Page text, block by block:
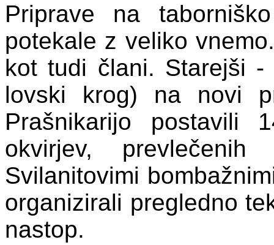
Priprave na
potekale z veliko
kot tudi člani. Starejši -
lovski krog) na novi
Prašnikarijo postavili
okvirjev,
Svilanitovimi
organizirali pregledno
nastop.